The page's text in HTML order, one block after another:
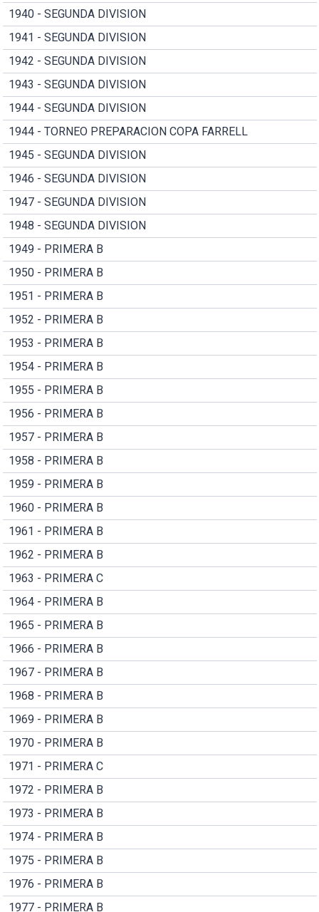
1940 - SEGUNDA DIVISION
1941 - SEGUNDA DIVISION
1942 - SEGUNDA DIVISION
1943 - SEGUNDA DIVISION
1944 - SEGUNDA DIVISION
1944 - TORNEO PREPARACION COPA FARRELL
1945 - SEGUNDA DIVISION
1946 - SEGUNDA DIVISION
1947 - SEGUNDA DIVISION
1948 - SEGUNDA DIVISION
1949 - PRIMERA B
1950 - PRIMERA B
1951 - PRIMERA B
1952 - PRIMERA B
1953 - PRIMERA B
1954 - PRIMERA B
1955 - PRIMERA B
1956 - PRIMERA B
1957 - PRIMERA B
1958 - PRIMERA B
1959 - PRIMERA B
1960 - PRIMERA B
1961 - PRIMERA B
1962 - PRIMERA B
1963 - PRIMERA C
1964 - PRIMERA B
1965 - PRIMERA B
1966 - PRIMERA B
1967 - PRIMERA B
1968 - PRIMERA B
1969 - PRIMERA B
1970 - PRIMERA B
1971 - PRIMERA C
1972 - PRIMERA B
1973 - PRIMERA B
1974 - PRIMERA B
1975 - PRIMERA B
1976 - PRIMERA B
1977 - PRIMERA B